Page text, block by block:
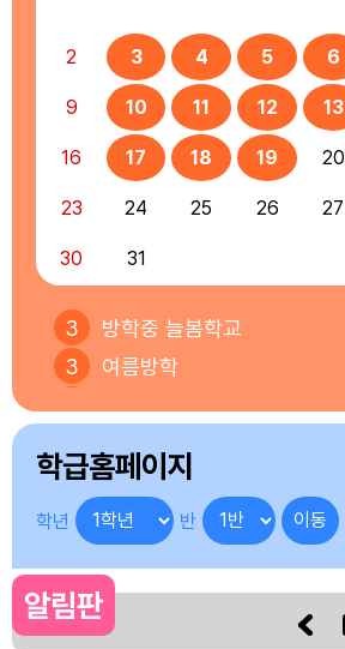
2 3 4 5 6
9 10 11 12 13
16 17 18 19 20
23 24 25 26 27
30 31
3
방학중 늘봄학교
3
여름방학
5
방학중 늘봄학교
5
여름방학
6
여름방학
7
방학중 늘봄학교
학급홈페이지
학년 반
알림판